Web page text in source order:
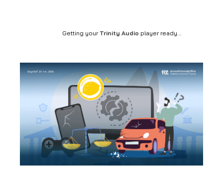
Getting your Trinity Audio player ready...